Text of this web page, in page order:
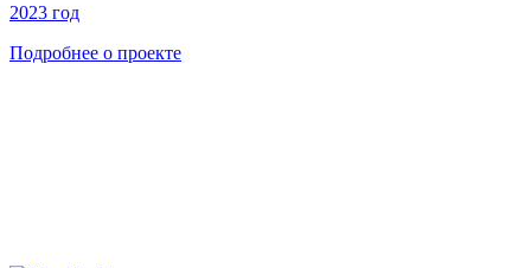
2023 год
Подробнее о проекте